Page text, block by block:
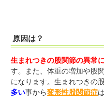
原因は？
生まれつきの股関節の異常
す。また、体重の増加や股
になります。生まれつきの
多い事から変形性股関節症